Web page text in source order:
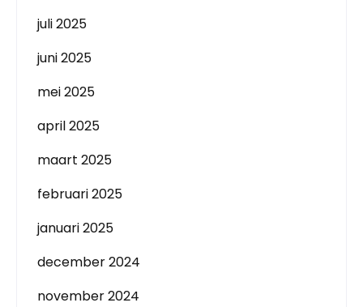
juli 2025
juni 2025
mei 2025
april 2025
maart 2025
februari 2025
januari 2025
december 2024
november 2024